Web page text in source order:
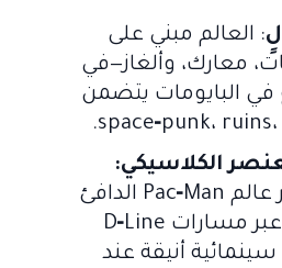
: العالم مبني على
معارك، وألغاز—في
البايومات يتضمن
الكلاسيكي:
تحتفظ اللعبة بجوهر عالم Pac‑Man الدافئ
في كل لحظة تحول عبر مسارات D‑Line
أنيقة عند